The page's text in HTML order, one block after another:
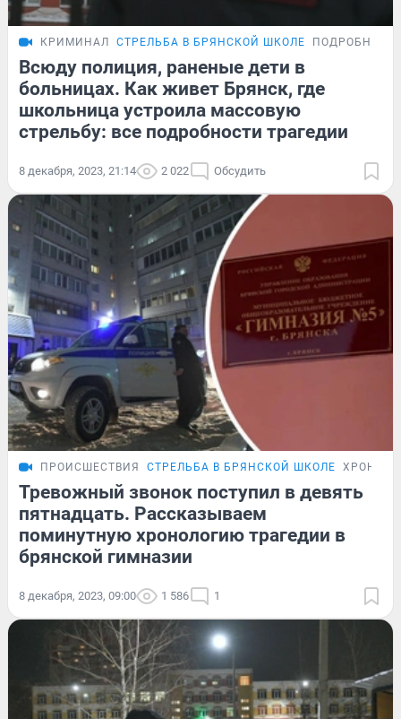
КРИМИНАЛ СТРЕЛЬБА В БРЯНСКОЙ ШКОЛЕ
Всюду полиция, раненые дети в
больницах. Как живет Брянск, где
школьница устроила массовую
стрельбу: все подробности трагедии
8 декабря, 2023, 21:14 2 022 Обсудить
ПРОИСШЕСТВИЯ СТРЕЛЬБА В БРЯНСКОЙ ШКОЛЕ ХРОНИКА
Тревожный звонок поступил в девять
пятнадцать. Рассказываем
поминутную хронологию трагедии в
брянской гимназии
8 декабря, 2023, 09:00 1 586 1